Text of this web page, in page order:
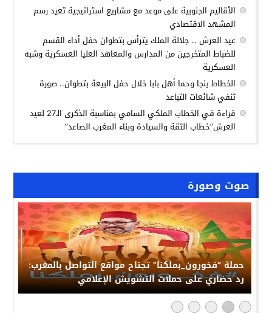
صوت وصورة
حملة “فخورون_بملكنا” تجتاح مواقع التواصل بالمغرب:
رد حضاري على حملات التشويش الإعلامي
الأقاليم الجنوبية على موعد مع مشاريع استراتيجية تعيد رسم
المشهد الاقتصادي
عيد العرش .. جلالة الملك يترأس بتطوان حفل أداء القسم
للضباط المتخرجين من المدارس والمعاهد العليا العسكرية وشبه
العسكرية
الخطاط ينجا وحما أهل بابا خلال حفل البيعة بتطوان.. صورة
تنفي شائعات التباعد
قراءة في الخطاب الملكي السامي بمناسبة الذكرى الـ27 لعيد
العرش”خطاب الثقة والسيادة وبناء المغرب الصاعد”